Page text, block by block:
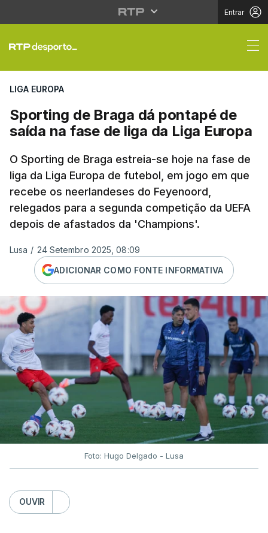
Entrar
Sporting de Braga dá
LIGA EUROPA
Sporting de Braga dá pontapé de
saída na fase de liga da Liga Europa
O Sporting de Braga estreia-se hoje na fase de
liga da Liga Europa de futebol, em jogo em que
recebe os neerlandeses do Feyenoord,
relegados para a segunda competição da UEFA
depois de afastados da 'Champions'.
Lusa / 24 Setembro 2025, 08:09
ADICIONAR COMO FONTE INFORMATIVA
Foto: Hugo Delgado - Lusa
OUVIR